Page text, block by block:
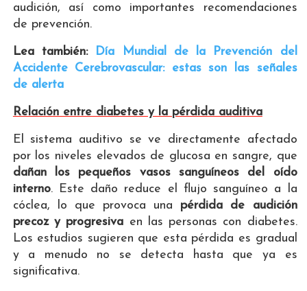
audición, así como importantes recomendaciones
de prevención.
Lea también:
Día Mundial de la Prevención del
Accidente Cerebrovascular: estas son las señales
de alerta
Relación entre diabetes y la pérdida auditiva
El sistema auditivo se ve directamente afectado
por los niveles elevados de glucosa en sangre, que
dañan los pequeños vasos sanguíneos del oído
interno. Este daño reduce el flujo sanguíneo a la
cóclea, lo que provoca una pérdida de audición
precoz y progresiva en las personas con diabetes.
Los estudios sugieren que esta pérdida es gradual
y a menudo no se detecta hasta que ya es
significativa.